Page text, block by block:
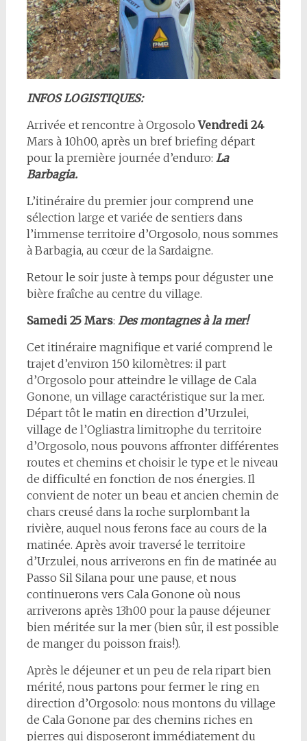
INFOS LOGISTIQUES:
Arrivée et rencontre à OrgosoloVendredi 24
Mars à 10h00, après un bref briefing départ
pour la première journée d’enduro: La
Barbagia.
L’itinéraire du premier jour comprend une
sélection large et variée de sentiers dans
l’immense territoire d’Orgosolo, nous sommes
à Barbagia, au cœur de la Sardaigne.
Retour le soir juste à temps pour déguster une
bière fraîche au centre du village.
Samedi 25 Mars: Des montagnes à la mer!
Cet itinéraire magnifique et varié comprend le
trajet d’environ 150 kilomètres: il part
d’Orgosolo pour atteindre le village de Cala
Gonone, un village caractéristique sur la mer.
Départ tôt le matin en direction d’Urzulei,
village de l’Ogliastra limitrophe du territoire
d’Orgosolo, nous pouvons affronter différentes
routes et chemins et choisir le type et le niveau
de difficulté en fonction de nos énergies. Il
convient de noter un beau et ancien chemin de
chars creusé dans la roche surplombant la
rivière, auquel nous ferons face au cours de la
matinée. Après avoir traversé le territoire
d’Urzulei, nous arriverons en fin de matinée au
Passo Sil Silana pour une pause, et nous
continuerons vers Cala Gonone où nous
arriverons après 13h00 pour la pause déjeuner
bien méritée sur la mer (bien sûr, il est possible
de manger du poisson frais!).
Après le déjeuner et un peu de rela ripart bien
mérité, nous partons pour fermer le ring en
direction d’Orgosolo: nous montons du village
de Cala Gonone par des chemins riches en
pierres qui disposeront immédiatement du